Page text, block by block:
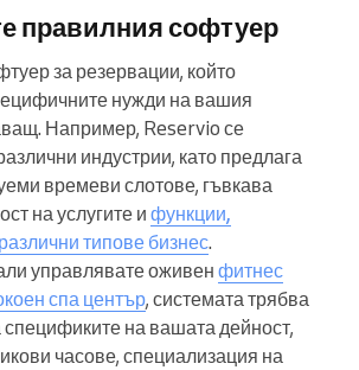
правилния софтуер
за резервации, който
нужди на вашия
Например, Reservio се
индустрии, като предлага
времеви слотове, гъвкава
на услугите и функции,
типове бизнес.
управлявате оживен фитнес
спа център, системата трябва
спецификите на вашата дейност,
часове, специализация на